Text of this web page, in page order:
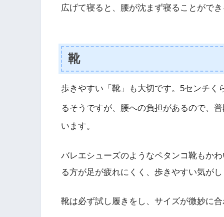
広げて寝ると、腰が沈まず寝ることがで
靴
歩きやすい「靴」も大切です。5センチく
るそうですが、腰への負担があるので、
います。
バレエシューズのようなペタンコ靴もか
る方が足が疲れにくく、歩きやすい気が
靴は必ず試し履きをし、サイズが微妙に